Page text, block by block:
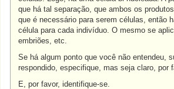
que há tal separação, que ambos os
que é necessário para serem células, então
célula para cada indivíduo. O mesmo se
embriões, etc.
Se há algum ponto que você não entendeu,
respondido, especifique, mas seja claro, por
E, por favor, identifique-se.